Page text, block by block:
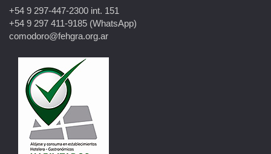
+54 9 297-447-2300 int. 151
+54 9 297 411-9185 (WhatsApp)
comodoro@fehgra.org.ar